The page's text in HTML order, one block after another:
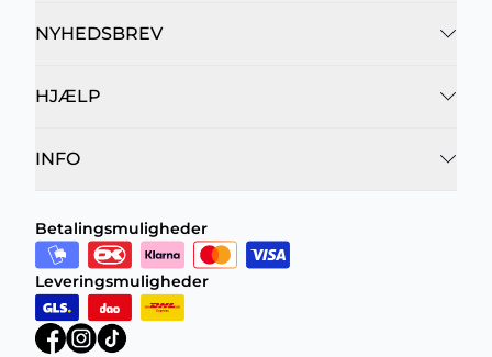
NYHEDSBREV
HJÆLP
INFO
Betalingsmuligheder
Leveringsmuligheder